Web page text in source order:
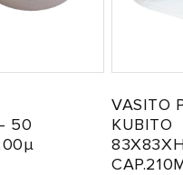
50
VASITO
KUBITO